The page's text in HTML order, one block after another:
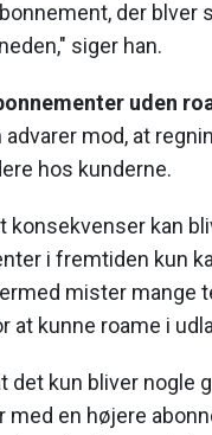
der blver
siger han.
uden
mod, at
hos kunderne.
konsekvenser kan
i fremtiden kun
mister mange
at kunne roame i
det kun bliver nogle
med en højere